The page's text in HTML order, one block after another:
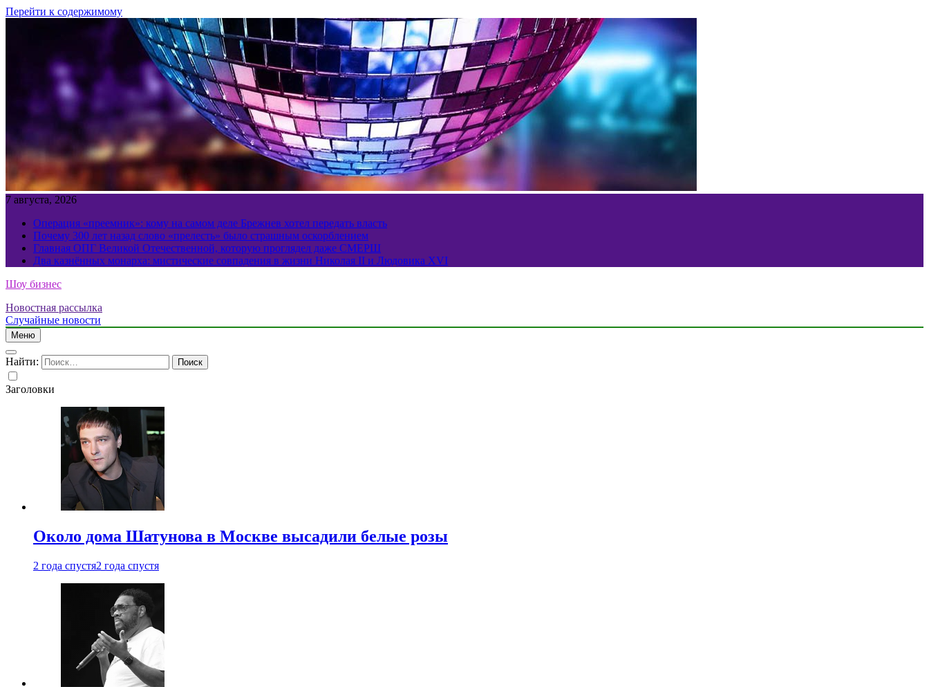
Перейти к содержимому
7 августа, 2026
Операция «преемник»: кому на самом деле Брежнев хотел передать власть
Почему 300 лет назад слово «прелесть» было страшным оскорблением
Главная ОПГ Великой Отечественной, которую проглядел даже СМЕРШ
Два казнённых монарха: мистические совпадения в жизни Николая II и Людовика XVI
Шоу бизнес
Новостная рассылка
Случайные новости
Меню
Найти:
Заголовки
Около дома Шатунова в Москве высадили белые розы
2 года спустя2 года спустя